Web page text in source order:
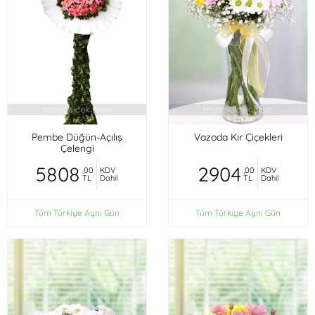
Pembe Düğün-Açılış
Çelengi
5808 ,00
TL
KDV
Dahil
Tüm Türkiye Aynı Gün
Vazoda Kır Çiçekleri
2904 ,00
TL
KDV
Dahil
Tüm Türkiye Aynı Gün